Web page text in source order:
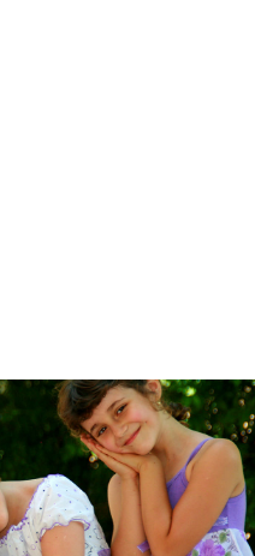
めてシビアに計算し、
させることのできたこ
ては1ドルを稼ぐこと
となりました。
、今から商品を考え、